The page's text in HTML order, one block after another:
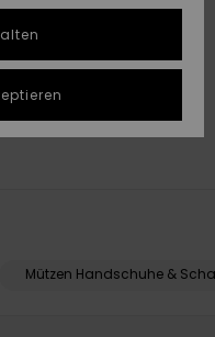
Mützen Handschuhe &